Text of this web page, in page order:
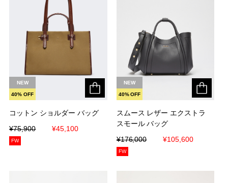
コットン ショルダー バッグ
¥75,900
¥45,100
NEW
40% OFF
コットン ショルダー バッグ
¥75,900
¥45,100
FW
スムース レザー エクストラ
スモール バッグ
¥176,000
¥105,600
NEW
40% OFF
スムース レザー エクストラ
スモール バッグ
¥176,000
¥105,600
FW